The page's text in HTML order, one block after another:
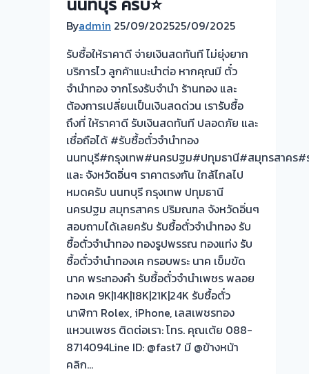
Byadmin 25/09/202525/09/2025
รับซื้อให้ราคาดี จ่ายเงินสดทันที ไม่ยุ่งยาก
บริการไว ลูกค้าแนะนำต่อ หากคุณมี ตั๋ว
จำนำทอง จากโรงรับจำนำ ร้านทอง และ
ต้องการเปลี่ยนเป็นเงินสดด่วน เรารับซื้อ
ถึงที่ ให้ราคาดี รับเงินสดทันที ปลอดภัย และ
เชื่อถือได้ #รับซื้อตั๋วจำนำทอง
นนทบุรี#กรุงเทพ#นครปฐม#ปทุมธานี#สมุทรสาคร#
และ จังหวัดอิ่นๆ ราคาตรงกัน ใกล้ไกลไป
หมดครับ นนทบุรี กรุงเทพ ปทุมธานี
นครปฐม สมุทรสาคร ปริมณฑล จังหวัดอิ่นๆ
สอบถามได้เลยครับ รับซื้อตั๋วจำนำทอง รับ
ซื้อตั๋วจำนำทอง ทองรูปพรรณ ทองแท่ง รับ
ซื้อตั๋วจำนำทองเค กรอบพระ นาค เข็มขัด
นาค พระทองคำ รับซื้อตั๋วจำนำเพชร พลอย
ทองเค 9K|14K|18K|21K|24K รับซื้อตั๋ว
นาฬิกา Rolex, iPhone, เลสเพชรทอง
แหวนเพชร ติดต่อเรา: โทร. คุณเต้ย 088-
8714094Line ID: @fast7 มี @ข้างหน้า
คลิก…